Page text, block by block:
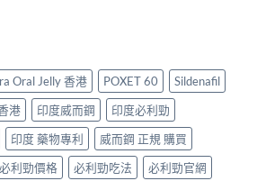
Oral Jelly 香港 POXET 60
Sildenafil
港 印度威而鋼
印度必利勁
印度 藥物專利
威而鋼 正規 購買
必利勁價格 必利勁吃法
必利勁官網